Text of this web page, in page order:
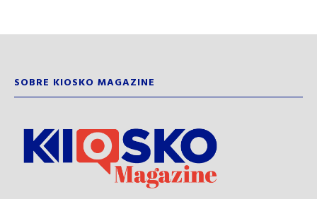
SOBRE KIOSKO MAGAZINE